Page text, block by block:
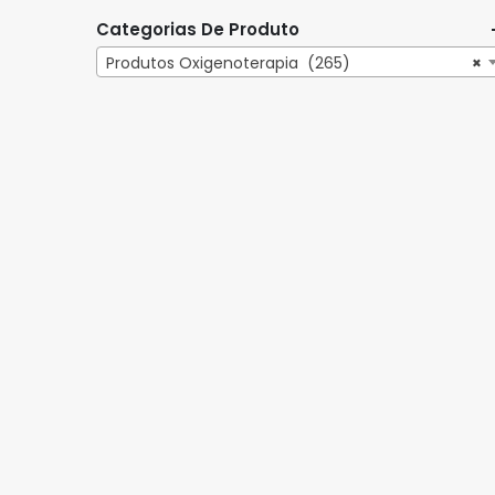
Categorias De Produto
×
Produtos Oxigenoterapia (265)